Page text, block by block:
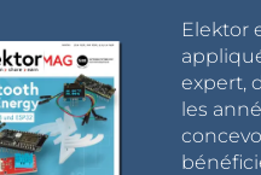
Elektor
expert,
les